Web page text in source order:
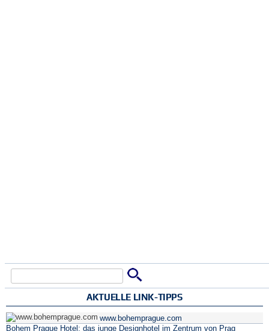
AKTUELLE LINK-TIPPS
www.bohemprague.com
Bohem Prague Hotel: das junge Designhotel im Zentrum von Prag